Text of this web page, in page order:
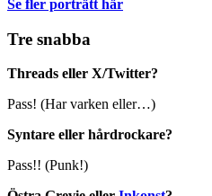
Se fler porträtt här
Tre snabba
Threads eller X/Twitter?
Pass! (Har varken eller…)
Syntare eller hårdrockare?
Pass!! (Punk!)